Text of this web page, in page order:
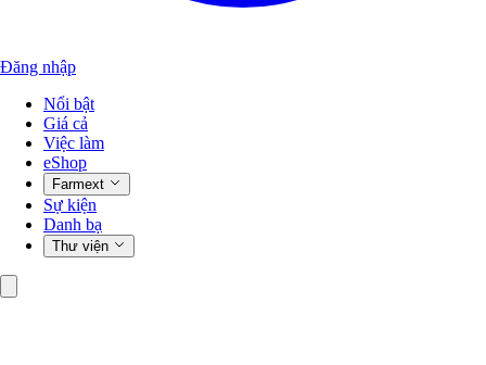
Đăng nhập
Nổi bật
Giá cả
Việc làm
eShop
Farmext
Sự kiện
Danh bạ
Thư viện